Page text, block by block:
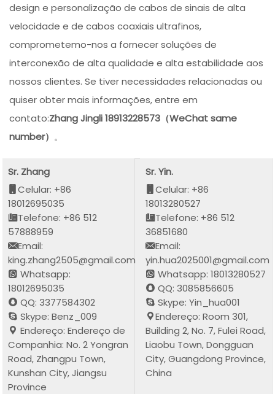
design e personalização de cabos de sinais de alta
velocidade e de cabos coaxiais ultrafinos,
comprometemo-nos a fornecer soluções de
interconexão de alta qualidade e alta estabilidade aos
nossos clientes. Se tiver necessidades relacionadas ou
quiser obter mais informações, entre em
contato:Zhang Jingli 18913228573（WeChat same
number） 。
Sr. Zhang
Celular: +86
18012695035
Telefone: +86 512
57888959
Email:
king.zhang2505@gmail.com
Whatsapp:
18012695035
QQ: 3377584302
Skype: Benz_009
Endereço: Endereço de
Companhia: No. 2 Yongran
Road, Zhangpu Town,
Kunshan City, Jiangsu
Province
Sr. Yin.
Celular: +86
18013280527
Telefone: +86 512
36851680
Email:
yin.hua2025001@gmail.com
Whatsapp: 18013280527
QQ: 3085856605
Skype: Yin_hua001
Endereço: Room 301,
Building 2, No. 7, Fulei Road,
Liaobu Town, Dongguan
City, Guangdong Province,
China